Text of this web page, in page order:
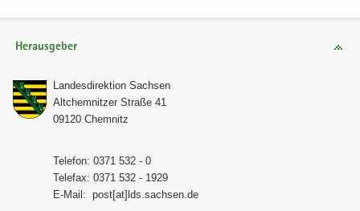
Herausgeber
Lan­des­di­rek­ti­on Sach­sen
Alt­chem­nit­zer Stra­ße 41
09120 Chem­nitz
Te­le­fon: 0371 532 - 0
Te­le­fax: 0371 532 - 1929
E-​Mail: post[at]lds.sach­sen.de